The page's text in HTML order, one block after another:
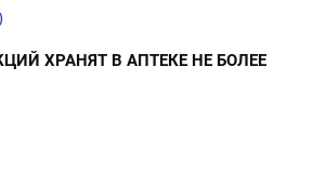
ХРАНЯТ В АПТЕКЕ НЕ БОЛЕЕ